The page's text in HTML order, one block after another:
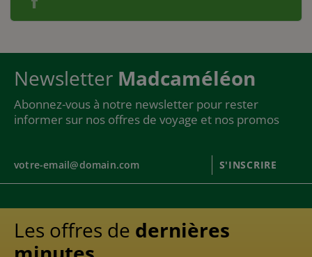
Newsletter Madcaméléon
Abonnez-vous à notre newsletter pour rester
informer sur nos offres de voyage et nos promos
S'INSCRIRE
Les offres de dernières